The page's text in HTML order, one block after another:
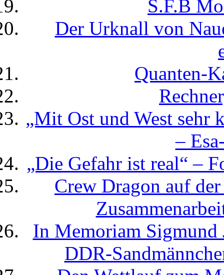
S.F.B
Der Urknall von
Quanten-
„Mit Ost und West sehr
–
„Die Gefahr ist real“ –
Crew Dragon auf
In Memoriam Sigmund
DDR-